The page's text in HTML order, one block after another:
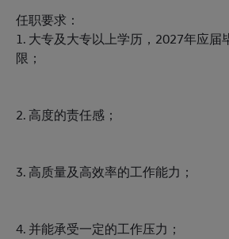
任职要求：
1. 大专及大专以上学历，2027年应届
限；
2. 高度的责任感；
3. 高质量及高效率的工作能力；
4. 并能承受一定的工作压力；